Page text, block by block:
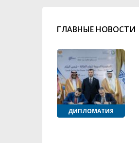
ГЛАВНЫЕ НОВОСТИ
ДИПЛОМАТИЯ